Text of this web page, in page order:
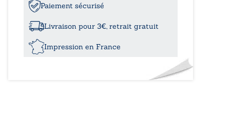
Poutine
les
Paiement sécurisé
Livraison pour 3€, retrait gratuit
Impression en France